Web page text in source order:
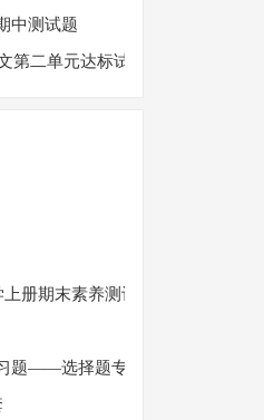
中测试题
第二单元达标试题
上册期末素养测评卷（考试版A4
题——选择题专项练习